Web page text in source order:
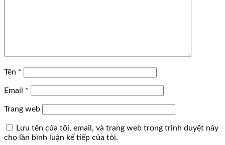
Tên *
Email *
Trang web
Lưu tên của tôi, email, và trang web trong trình duyệt này
cho lần bình luận kế tiếp của tôi.